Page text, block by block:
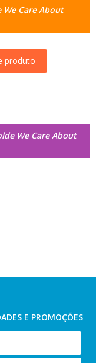
We Care About
produto
We Care About
E PROMOÇÕES